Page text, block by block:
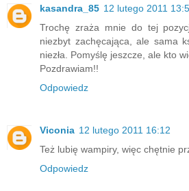
kasandra_85 12 lutego 2011
Trochę zraża mnie do tej
niezbyt zachęcająca, ale sama
niezła. Pomyślę jeszcze, ale kto
Pozdrawiam!!
Odpowiedz
Viconia 12 lutego 2011 16:12
Też lubię wampiry, więc chętnie
Odpowiedz